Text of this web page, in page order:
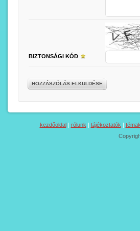
BIZTONSÁGI KÓD
HOZZÁSZÓLÁS ELKÜLDÉSE
kezdőoldal| rólunk | tájékoztatók |